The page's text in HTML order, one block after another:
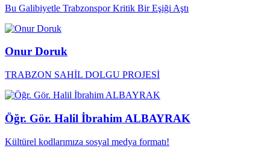
Bu Galibiyetle Trabzonspor Kritik Bir Eşiği Aştı
Onur Doruk
TRABZON SAHİL DOLGU PROJESİ
Öğr. Gör. Halil İbrahim ALBAYRAK
Kültürel kodlarımıza sosyal medya formatı!